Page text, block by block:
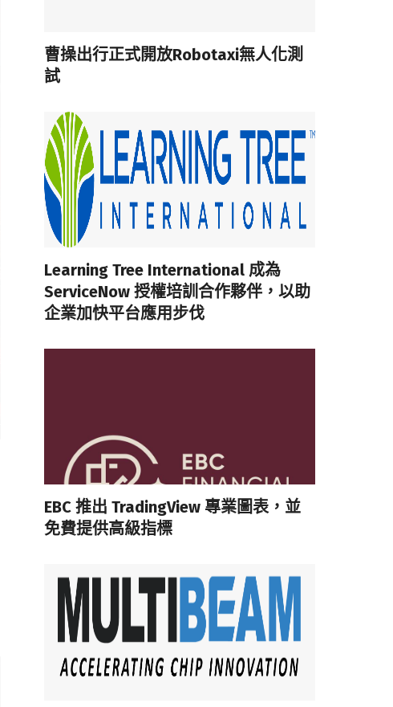
曹操出行正式開放Robotaxi無人化測
試
Learning Tree International 成為
ServiceNow 授權培訓合作夥伴，以助
企業加快平台應用步伐
EBC 推出 TradingView 專業圖表，並
免費提供高級指標